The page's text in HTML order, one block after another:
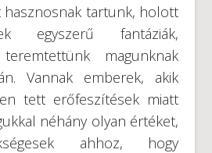
hasznosnak tartunk, holott
egyszerű fantáziák,
magunknak
Vannak emberek, akik
tett erőfeszítések miatt
néhány olyan értéket,
ahhoz, hogy